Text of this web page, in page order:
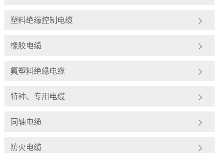
塑料绝缘控制电缆
橡胶电缆
氟塑料绝缘电缆
特种、专用电缆
同轴电缆
防火电缆